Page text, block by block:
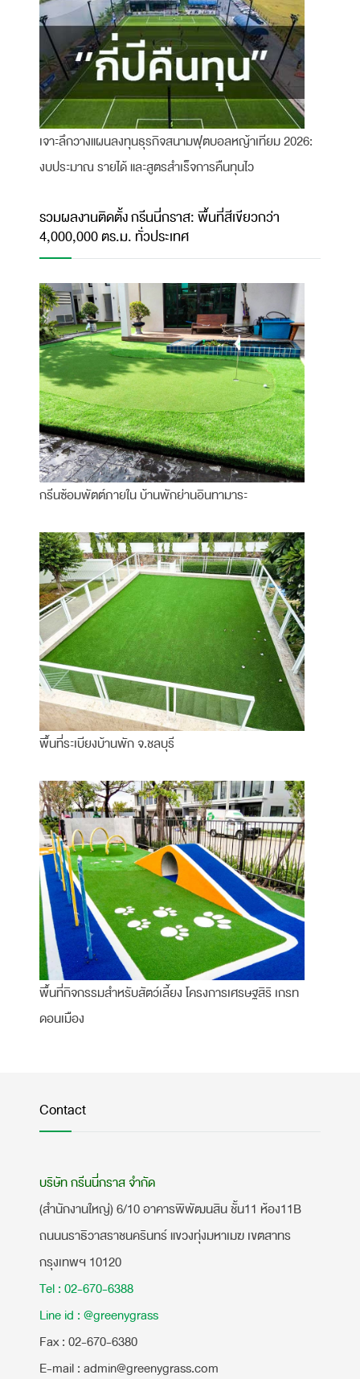
เจาะลึกวางแผนลงทุนธุรกิจสนามฟุตบอลหญ้าเทียม 2026:
งบประมาณ รายได้ และสูตรสำเร็จการคืนทุนไว
รวมผลงานติดตั้ง กรีนนี่กราส: พื้นที่สีเขียวกว่า
4,000,000 ตร.ม. ทั่วประเทศ
กรีนซ้อมพัตต์ภายใน บ้านพักย่านอินทามาระ
พื้นที่ระเบียงบ้านพัก จ.ชลบุรี
พื้นที่กิจกรรมสำหรับสัตว์เลี้ยง โครงการเศรษฐสิริ เกรท
ดอนเมือง
Contact
บริษัท กรีนนี่กราส จำกัด
(สำนักงานใหญ่) 6/10 อาคารพิพัฒนสิน ชั้น11 ห้อง11B
ถนนนราธิวาสราชนครินทร์ แขวงทุ่งมหาเมฆ เขตสาทร
กรุงเทพฯ 10120
Tel : 02-670-6388
Line id : @greenygrass
​Fax : 02-670-6380
E-mail : admin@greenygrass.com